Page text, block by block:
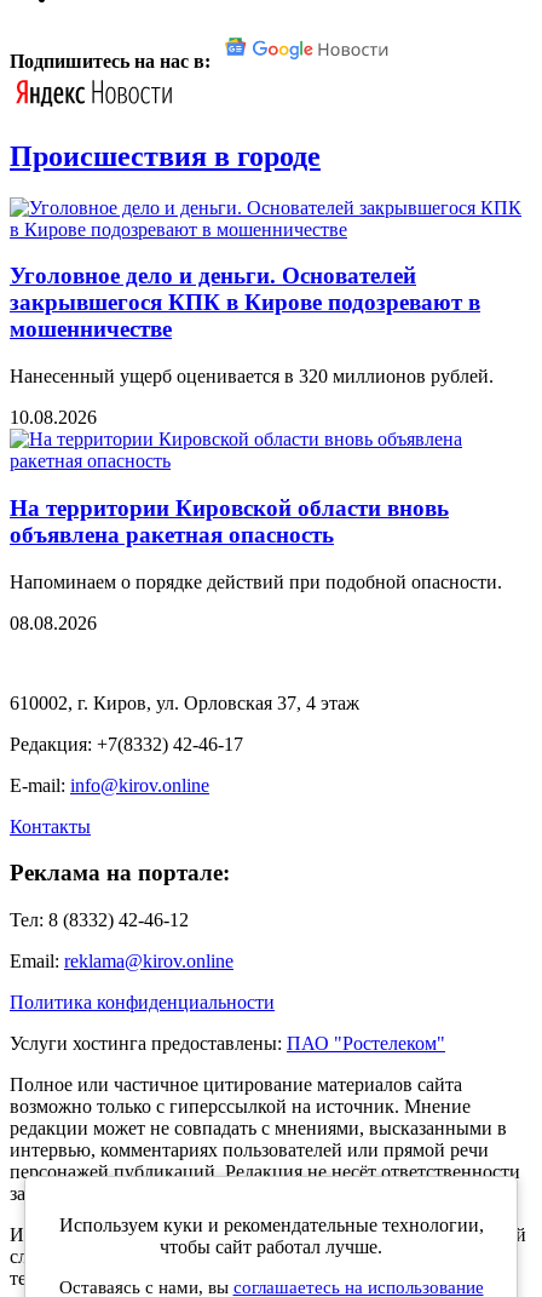
Подпишитесь на нас в:
Происшествия в городе
Уголовное дело и деньги. Основателей
закрывшегося КПК в Кирове подозревают в
мошенничестве
Нанесенный ущерб оценивается в 320 миллионов рублей.
10.08.2026
На территории Кировской области вновь
объявлена ракетная опасность
Напоминаем о порядке действий при подобной опасности.
08.08.2026
610002, г. Киров, ул. Орловская 37, 4 этаж
Редакция: +7(8332) 42-46-17
E-mail: info@kirov.online
Контакты
Реклама на портале:
Тел: 8 (8332) 42-46-12
Email: reklama@kirov.online
Политика конфиденциальности
Услуги хостинга предоставлены: ПАО "Ростелеком"
Полное или частичное цитирование материалов сайта
возможно только с гиперссылкой на источник. Мнение
редакции может не совпадать с мнениями, высказанными в
интервью, комментариях пользователей или прямой речи
персонажей публикаций. Редакция не несёт ответственности
за текст комментариев читателей.
Интернет-портал Kirov.online зарегистрирован в Федеральной
службе по надзору в сфере связи, информационных
технологий и массовых коммуникаций (Роскомнадзор) 5
Используем куки и рекомендательные технологии,
чтобы сайт работал лучше.
Оставаясь с нами, вы соглашаетесь на использование